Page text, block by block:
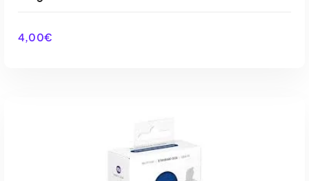
AÑADIR AL CARRITO
4,00€